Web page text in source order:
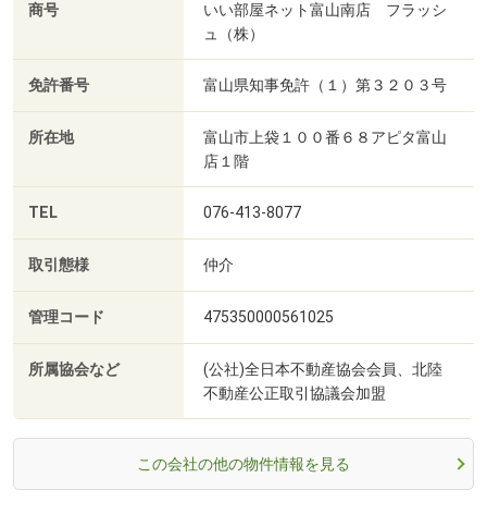
商号
いい部屋ネット富山南店 フラッシ
ュ（株）
免許番号 富山県知事免許（１）第３２０３号
所在地
富山市上袋１００番６８アピタ富山
店１階
TEL 076-413-8077
取引態様 仲介
管理コード 475350000561025
所属協会など
(公社)全日本不動産協会会員、北陸
不動産公正取引協議会加盟
この会社の他の物件情報を見る